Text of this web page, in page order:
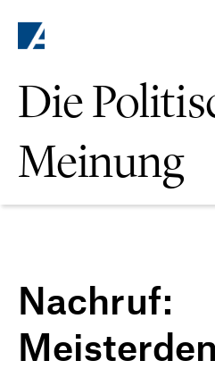
Die
Meinung
Nachruf: